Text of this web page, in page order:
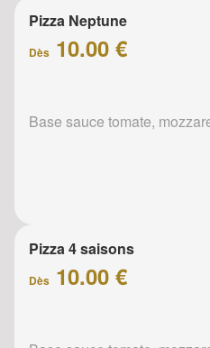
Pizza Neptune
Dès 10.00 €
Base sauce tomate,
Pizza 4 saisons
Dès 10.00 €